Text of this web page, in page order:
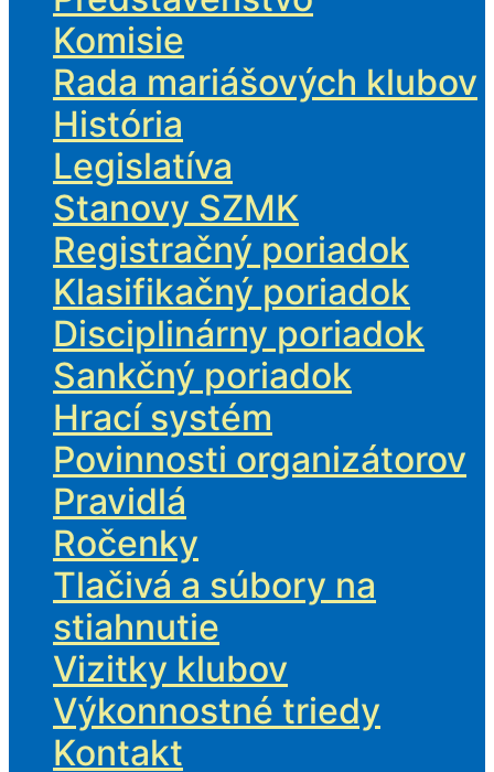
Komisie
Rada mariášových klubov
História
Legislatíva
Stanovy SZMK
Registračný poriadok
Klasifikačný poriadok
Disciplinárny poriadok
Sankčný poriadok
Hrací systém
Povinnosti organizátorov
Pravidlá
Ročenky
Tlačivá a súbory na
stiahnutie
Vizitky klubov
Výkonnostné triedy
Kontakt